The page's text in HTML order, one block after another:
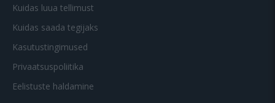
Kuidas luua tellimust
Kuidas saada tegijaks
Kasutustingimused
Privaatsuspoliitika
Eelistuste haldamine